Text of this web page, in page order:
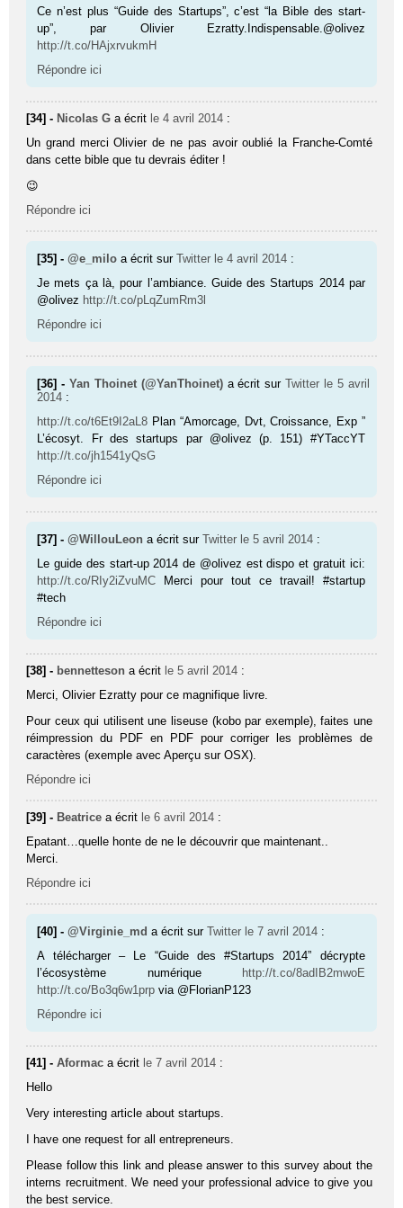
Ce n’est plus “Guide des Startups”, c’est “la Bible des start-
up”, par Olivier Ezratty.Indispensable.@olivez
http://t.co/HAjxrvukmH
Répondre ici
[34] - Nicolas G a écrit le 4 avril 2014 :
Un grand merci Olivier de ne pas avoir oublié la Franche-Comté
dans cette bible que tu devrais éditer !
😉
Répondre ici
[35] -@e_milo a écrit surTwitter le 4 avril 2014 :
Je mets ça là, pour l’ambiance. Guide des Startups 2014 par
@olivez http://t.co/pLqZumRm3l
Répondre ici
[36] - Yan Thoinet (@YanThoinet) a écrit surTwitter le 5 avril
2014 :
http://t.co/t6Et9I2aL8 Plan “Amorcage, Dvt, Croissance, Exp ”
L’écosyt. Fr des startups par @olivez (p. 151) #YTaccYT
http://t.co/jh1541yQsG
Répondre ici
[37] -@WillouLeon a écrit surTwitter le 5 avril 2014 :
Le guide des start-up 2014 de @olivez est dispo et gratuit ici:
http://t.co/RIy2iZvuMC Merci pour tout ce travail! #startup
#tech
Répondre ici
[38] - bennetteson a écrit le 5 avril 2014 :
Merci, Olivier Ezratty pour ce magnifique livre.
Pour ceux qui utilisent une liseuse (kobo par exemple), faites une
réimpression du PDF en PDF pour corriger les problèmes de
caractères (exemple avec Aperçu sur OSX).
Répondre ici
[39] - Beatrice a écrit le 6 avril 2014 :
Epatant…quelle honte de ne le découvrir que maintenant..
Merci.
Répondre ici
[40] -@Virginie_md a écrit surTwitter le 7 avril 2014 :
A télécharger – Le “Guide des #Startups 2014” décrypte
l’écosystème numérique
http://t.co/8adIB2mwoE
http://t.co/Bo3q6w1prp via @FlorianP123
Répondre ici
[41] -Aformac a écrit le 7 avril 2014 :
Hello
Very interesting article about startups.
I have one request for all entrepreneurs.
Please follow this link and please answer to this survey about the
interns recruitment. We need your professional advice to give you
the best service.